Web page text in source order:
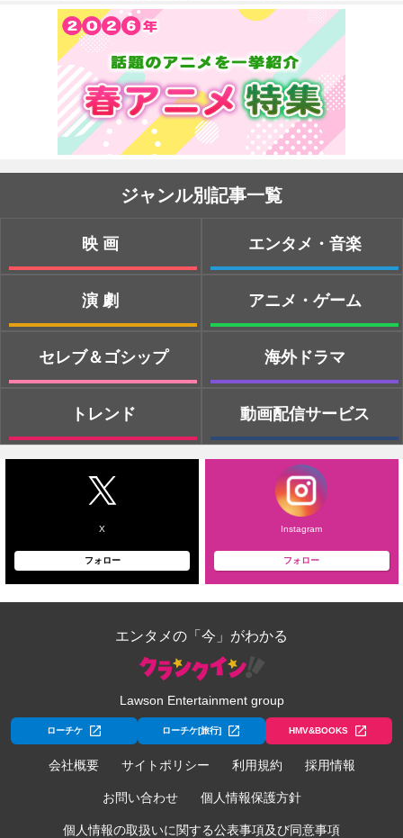
ジャンル別記事一覧
映画
演劇
セレブ＆ゴシップ
トレンド
エンタメ・音楽
アニメ・ゲーム
海外ドラマ
動画配信サービス
X
フォロー
Instagram
フォロー
エンタメの「今」がわかる
Lawson Entertainment group
ローチケ ローチケ[旅行] HMV&BOOKS
会社概要 サイトポリシー 利用規約 採用情報
お問い合わせ 個人情報保護方針
個人情報の取扱いに関する公表事項及び同意事項